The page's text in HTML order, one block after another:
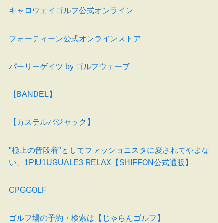
キャロウェイゴルフ公式オンライン
フォーティーン公式オンラインストア
パーリーゲイツ by ゴルフウェーブ
【BANDEL】
【カステルバジャック】
"極上の普段着"としてファッショニスタに愛されてやまな
い、1PIU1UGUALE3 RELAX【SHIFFON公式通販】
CPGGOLF
ゴルフ場の予約・検索は【じゃらんゴルフ】